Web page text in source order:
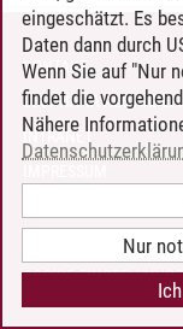
KONTAKT
LEUPHANA ALS
INTRANET
BARRIEREFREIHEIT
COOKIE-
eingeschätzt. Es
Daten dann durch
Wenn Sie auf "Nur
findet die
Nähere
Nur